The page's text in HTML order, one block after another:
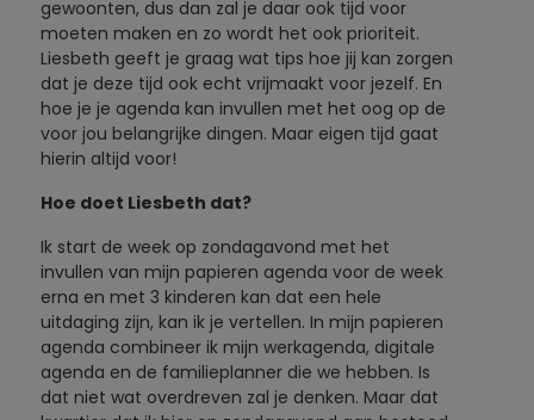
gewoonten, dus dan zal je daar ook tijd voor
moeten maken en zo wordt het ook prioriteit.
Liesbeth geeft je graag wat tips hoe jij kan zorgen
dat je deze tijd ook echt vrijmaakt voor jezelf. En
hoe je je agenda kan invullen met het oog op de
voor jou belangrijke dingen. Maar eigen tijd gaat
hierin altijd voor!
Hoe doet Liesbeth dat?
Ik start de week op zondagavond met het
invullen van mijn papieren agenda voor de week
erna en met 3 kinderen kan dat een hele
uitdaging zijn, kan ik je vertellen. In mijn papieren
agenda combineer ik mijn werkagenda, digitale
agenda en de familieplanner die we hebben. Is
dat niet wat overdreven zal je denken. Maar dat